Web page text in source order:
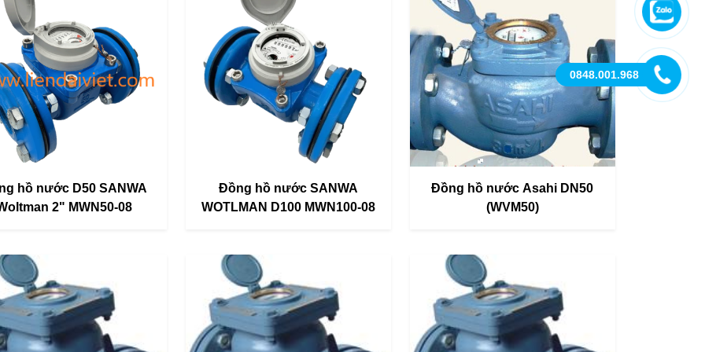
0848.001.968
hồ nước D50 SANWA
2" MWN50-08
Đồng hồ nước SANWA
WOTLMAN D100 MWN100-08
Đồng hồ nước Asahi DN50
(WVM50)